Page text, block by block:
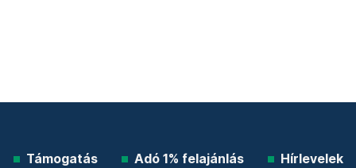
Támogatás Adó 1% felajánlás Hírlevelek